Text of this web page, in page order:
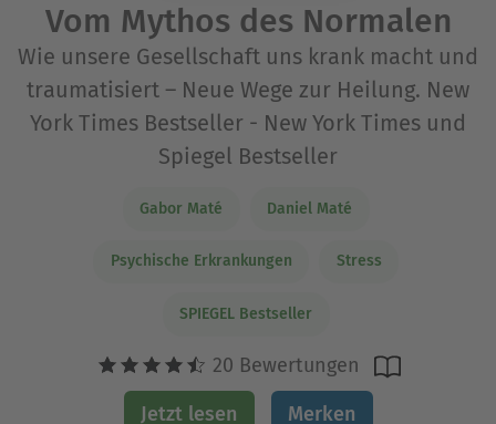
Vom Mythos des Normalen
Wie unsere Gesellschaft uns krank macht und
traumatisiert – Neue Wege zur Heilung. New
York Times Bestseller - New York Times und
Spiegel Bestseller
Gabor Maté Daniel Maté
Psychische Erkrankungen Stress
SPIEGEL Bestseller
20 Bewertungen
Jetzt lesen Merken